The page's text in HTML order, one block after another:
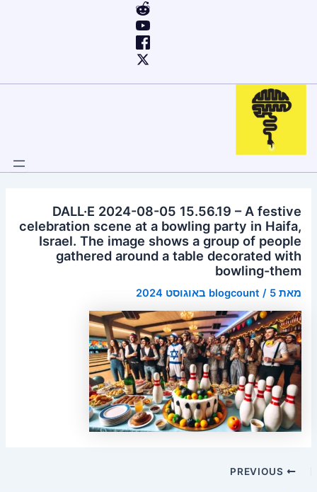
DALL·E 2024-08-05 15.56.19 – A festive
celebration scene at a bowling party in Haifa,
Israel. The image shows a group of people
gathered around a table decorated with
bowling-them
מאת blogcount / 5 באוגוסט 2024